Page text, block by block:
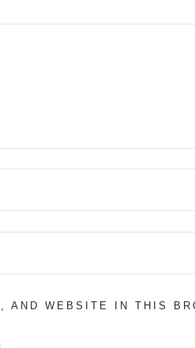
AND WEBSITE IN THIS